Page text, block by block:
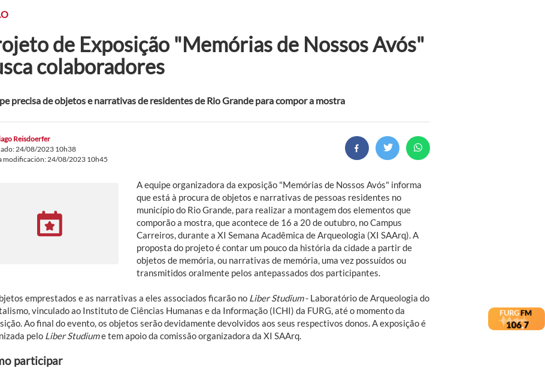
de Exposição "Memórias de Nossos Avós"
colaboradores
precisa de objetos e narrativas de residentes de Rio Grande para compor a mostra
Reisdoerfer
24/08/2023 10h38
modificación: 24/08/2023 10h45
A equipe organizadora da exposição "Memórias de Nossos Avós" informa
que está à procura de objetos e narrativas de pessoas residentes no
município do Rio Grande, para realizar a montagem dos elementos que
comporão a mostra, que acontece de 16 a 20 de outubro, no Campus
Carreiros, durante a XI Semana Acadêmica de Arqueologia (XI SAArq). A
proposta do projeto é contar um pouco da história da cidade a partir de
objetos de memória, ou narrativas de memória, uma vez possuídos ou
transmitidos oralmente pelos antepassados dos participantes.
emprestados e as narrativas a eles associados ficarão no Liber Studium- Laboratório de Arqueologia do
vinculado ao Instituto de Ciências Humanas e da Informação (ICHI) da FURG, até o momento da
Ao final do evento, os objetos serão devidamente devolvidos aos seus respectivos donos. A exposição é
pelo Liber Studiume tem apoio da comissão organizadora da XI SAArq.
participar